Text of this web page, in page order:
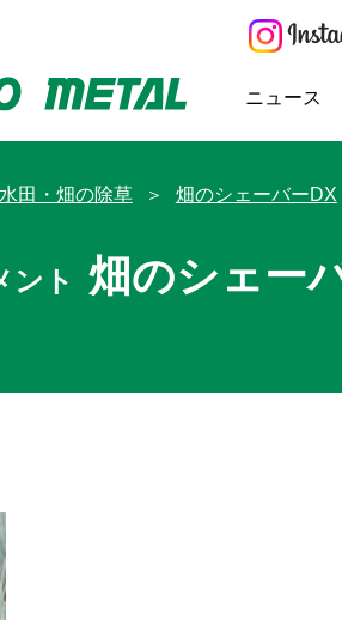
ニュース
水田・畑の除草 畑のシェーバーDX
ント 畑のシェー